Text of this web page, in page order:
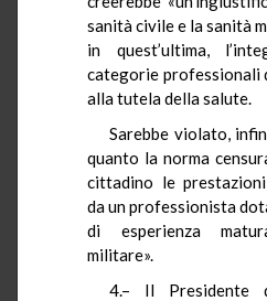
sanità civile e la sanità
in quest’ultima,
categorie professionali
alla tutela della salute.
Sarebbe violato,
quanto la norma
cittadino le
da un professionista
di esperienza
militare».
4.– Il Presidente